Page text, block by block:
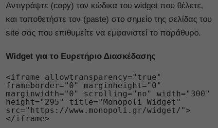
Αντιγράψτε (copy) τον κώδικα του widget που θέλετε,
και τοποθετήστε τον (paste) στο σημείο της σελίδας του
site σας που επιθυμείτε να εμφανιστεί το παράθυρο.
Widget για το Ευρετήριο Διασκέδασης
<iframe allowtransparency="true"
frameborder="0" marginheight="0"
marginwidth="0" scrolling="no" width="300"
height="295" title="Monopoli Widget"
src="https://www.monopoli.gr/widget/">
</iframe>